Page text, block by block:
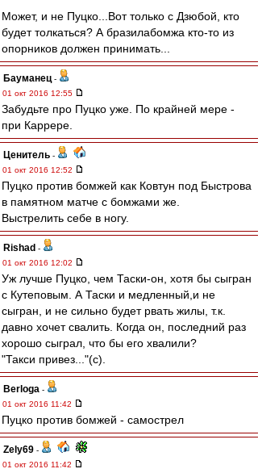
Может, и не Пуцко...Вот только с Дзюбой, кто
будет толкаться? А бразилабомжа кто-то из
опорников должен принимать...
Бауманец -
01 окт 2016 12:55
Забудьте про Пуцко уже. По крайней мере -
при Каррере.
Ценитель -
01 окт 2016 12:52
Пуцко против бомжей как Ковтун под Быстрова
в памятном матче с бомжами же.
Выстрелить себе в ногу.
Rishad -
01 окт 2016 12:02
Уж лучше Пуцко, чем Таски-он, хотя бы сыгран
с Кутеповым. А Таски и медленный,и не
сыгран, и не сильно будет рвать жилы, т.к.
давно хочет свалить. Когда он, последний раз
хорошо сыграл, что бы его хвалили?
"Такси привез..."(с).
Berloga -
01 окт 2016 11:42
Пуцко против бомжей - самострел
Zely69 -
01 окт 2016 11:42